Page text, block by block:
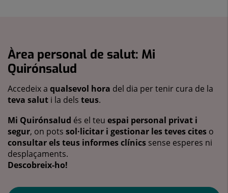
Àrea personal de salut: Mi
Quirónsalud
Accedeix a qualsevol hora del dia per tenir cura de la
teva salut i la dels teus.
Mi Quirónsalud és el teu espai personal privat i
segur, on pots sol·licitar i gestionar les teves cites o
consultar els teus informes clínics sense esperes ni
desplaçaments.
Descobreix-ho!